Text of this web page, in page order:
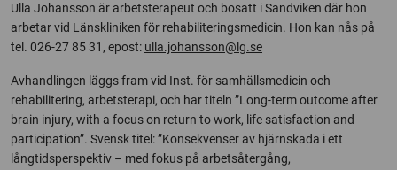
Ulla Johansson är arbetsterapeut och bosatt i Sandviken där hon
arbetar vid Länskliniken för rehabiliteringsmedicin. Hon kan nås på
tel. 026-27 85 31, epost: ulla.johansson@lg.se
Avhandlingen läggs fram vid Inst. för samhällsmedicin och
rehabilitering, arbetsterapi, och har titeln ”Long-term outcome after
brain injury, with a focus on return to work, life satisfaction and
participation”. Svensk titel: ”Konsekvenser av hjärnskada i ett
långtidsperspektiv – med fokus på arbetsåtergång,